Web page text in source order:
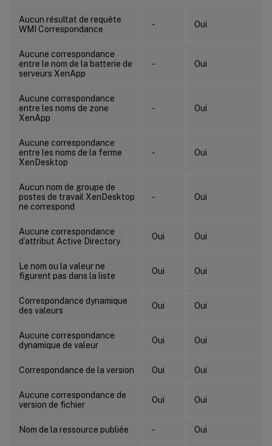
Aucun résultat de requête
WMI Correspondance
- Oui
Aucune correspondance
entre le nom de la batterie de
serveurs XenApp
- Oui
Aucune correspondance
entre les noms de zone
XenApp
- Oui
Aucune correspondance
entre les noms de la ferme
XenDesktop
- Oui
Aucun nom de groupe de
postes de travail XenDesktop
ne correspond
- Oui
Aucune correspondance
d’attribut Active Directory
Oui Oui
Le nom ou la valeur ne
figurent pas dans la liste
Oui Oui
Correspondance dynamique
des valeurs
Oui Oui
Aucune correspondance
dynamique de valeur
Oui Oui
Correspondance de la version Oui Oui
Aucune correspondance de
version de fichier
Oui Oui
Nom de la ressource publiée - Oui